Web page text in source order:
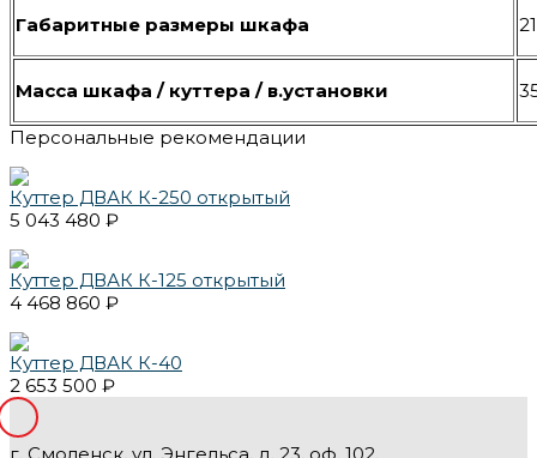
Габаритные размеры шкафа
Масса шкафа / куттера / в.установки
Персональные рекомендации
Куттер ДВАК К-250 открытый
5 043 480 ₽
Куттер ДВАК К-125 открытый
4 468 860 ₽
Куттер ДВАК К-40
2 653 500 ₽